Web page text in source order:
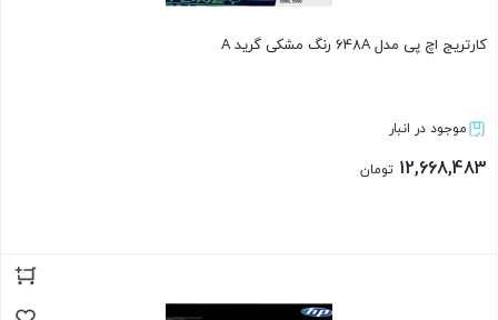
کارتریج اچ پی مدل 648A رنگ مشکی گرید A
موجود در انبار
12,668,483 تومان